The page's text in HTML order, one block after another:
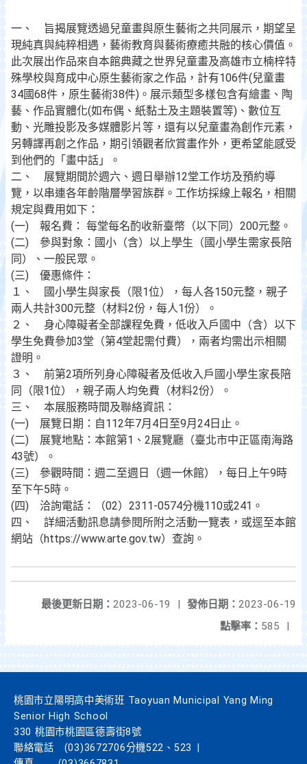
一、 旨揭展覽透過兒童畫與原生藝術之共同展示，期望呈
現純真與純粹相遇，藝術教育與藝術療癒共融的核心價值。
此次展出作品來自本館典藏之世界兒童畫及高雄市立楠梓特
殊學校與育成中心原生藝術家之作品，計有106件(兒童畫
34國68件，原生藝術38件)。展示類型多樣包含有繪畫、陶
藝、作品實體化(如布偶、紙黏土及主題裝置等)、數位互
動、光雕投影及多媒體影片等，還有以兒童畫為創作元素，
另轉譯再創之作品，期引領觀者欣賞畫作外，更希望能感受
到他們的「畫中話」。
二、 展覽期間於週六、週日舉辦12堂工作坊及預約導
覽，以串連各年齡階層學習族群。工作坊採線上報名，相關
規定與費用如下：
(一) 報名費： 每堂每名酌收新臺幣（以下同）200元整。
(二) 參與對象：國小（含）以上學生（國小學生需家長陪
同）、一般民眾。
(三) 優惠條件：
１、 國小學生與家長（限1位），每人各150元整，親子
兩人共計300元整（材料2份，每人1份）。
２、 身心障礙者全部課程免費，低收入戶國中（含）以下
學生免費參加3堂（第4堂起需付費），兩者均需出示相關
證明。
３、 前第2項所列身心障礙者及低收入戶國小學生家長陪
同（限1位），親子兩人均免費（材料2份）。
三、 本展服務時間及聯絡資訊：
(一) 展覽日期：自112年7月4日至9月24日止。
(二) 展覽地點：本館第1、2展覽廳（臺北市中正區南海路
43號）。
(三) 參觀時間：週二至週日（週一休館），每日上午9時
至下午5時。
(四) 洽詢電話：（02）2311-0574分機110或241。
四、 詳細活動訊息請參閱所附之活動一覽表，或逕至本館
網站（https://www.arte.gov.tw）查詢。
發佈日期： 2023-06-19
最後更新日期： 2023-06-19
|
點擊率： 585 |
桃園市立陽明高中美術班 Taoyuan Municipal Yang Ming
Senior High School
330 桃園市桃園區德壽街8號
聯絡電話
(03)3672706分機522、523